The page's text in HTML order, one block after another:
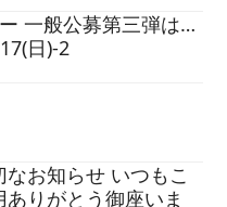
一般公募第三弾は…
日)-2
お知らせ いつもこ
りがとう御座いま